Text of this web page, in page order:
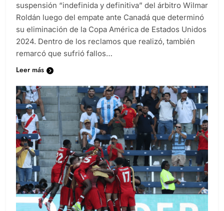
suspensión “indefinida y definitiva” del árbitro Wilmar
Roldán luego del empate ante Canadá que determinó
su eliminación de la Copa América de Estados Unidos
2024. Dentro de los reclamos que realizó, también
remarcó que sufrió fallos…
Leer más